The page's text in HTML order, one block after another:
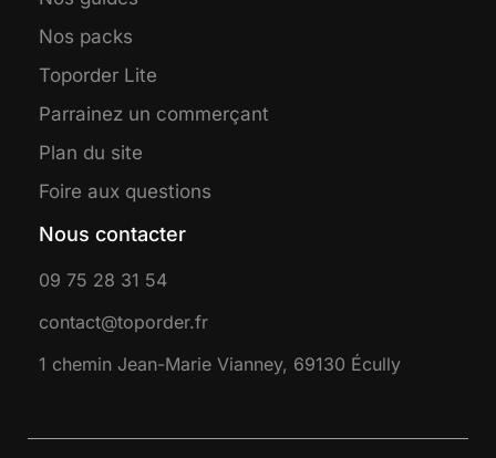
Nos packs
Toporder Lite
Parrainez un commerçant
Plan du site
Foire aux questions
Nous contacter
09 75 28 31 54
contact@toporder.fr
1 chemin Jean-Marie Vianney, 69130 Écully